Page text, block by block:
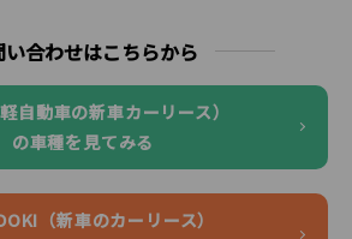
い合わせはこちらから
自動車の新車カーリース）
の車種を見てみる
（新車のカーリース）